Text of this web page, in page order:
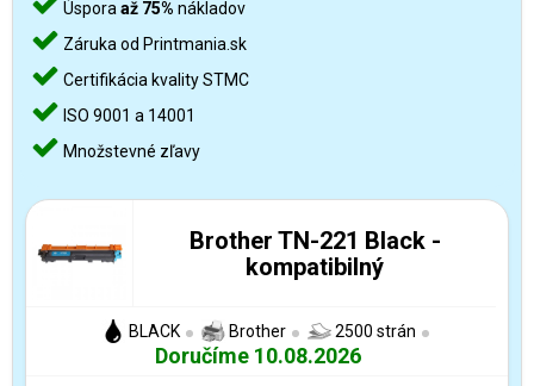
Úspora až 75% nákladov
Záruka od Printmania.sk
Certifikácia kvality STMC
ISO 9001 a 14001
Množstevné zľavy
Brother TN-221 Black -
kompatibilný
BLACK Brother 2500 strán
Doručíme 10.08.2026